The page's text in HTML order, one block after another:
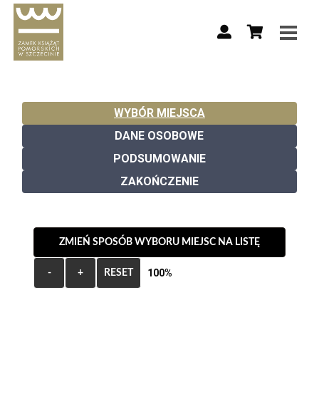
WYBÓR MIEJSCA
DANE OSOBOWE
PODSUMOWANIE
ZAKOŃCZENIE
ZMIEŃ SPOSÓB WYBORU MIEJSC NA LISTĘ
- + RESET 100%